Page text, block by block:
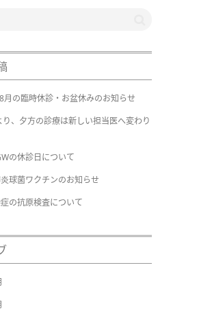
月の臨時休診・お盆休みのお知らせ
、夕方の診療は新しい担当医へ変わり
の休診日について
球菌ワクチンのお知らせ
の抗原検査について